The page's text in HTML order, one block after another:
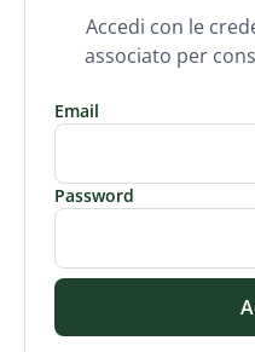
Accedi con le
associato per
Email
Password